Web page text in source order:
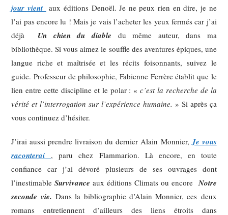
jour vient aux éditions Denoël. Je ne peux rien en dire, je ne
l’ai pas encore lu ! Mais je vais l’acheter les yeux fermés car j’ai
déjà Un chien du diable du même auteur, dans ma
bibliothèque. Si vous aimez le souffle des aventures épiques, une
langue riche et maîtrisée et les récits foisonnants, suivez le
guide. Professeur de philosophie, Fabienne Ferrère établit que le
lien entre cette discipline et le polar : «c’est la recherche de la
vérité et l’interrogation sur l’expérience humaine. » Si après ça
vous continuez d’hésiter.
J’irai aussi prendre livraison du dernier Alain Monnier, Je vous
raconterai
, paru chez Flammarion. Là encore, en toute
confiance car j’ai dévoré plusieurs de ses ouvrages dont
l’inestimableSurvivance aux éditions Climats ou encoreNotre
seconde vie. Dans la bibliographie d’Alain Monnier, ces deux
romans entretiennent d’ailleurs des liens étroits dans